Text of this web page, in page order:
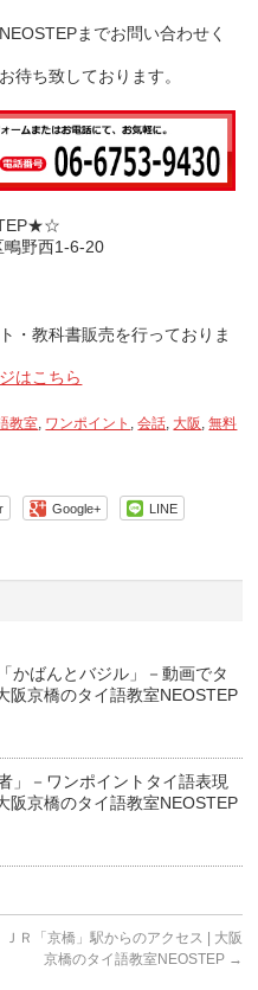
までお問い合わせく
待ち致しております。
野西1-6-20
教科書販売を行っておりま
はこちら
教室, ワンポイント ,会話, 大阪 ,無料
Google+ LINE
かばんとバジル」－動画でタ
阪京橋のタイ語教室NEOSTEP
」－ワンポイントタイ語表現
阪京橋のタイ語教室NEOSTEP
ＪＲ「京橋」駅からのアクセス | 大阪
京橋のタイ語教室NEOSTEP →